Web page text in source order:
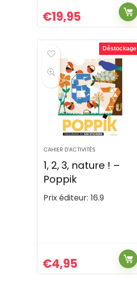
€19,95
Déstockage
CAHIER D'ACTIVITÉS
1, 2, 3, nature ! –
Poppik
Prix éditeur: 16.9
€4,95